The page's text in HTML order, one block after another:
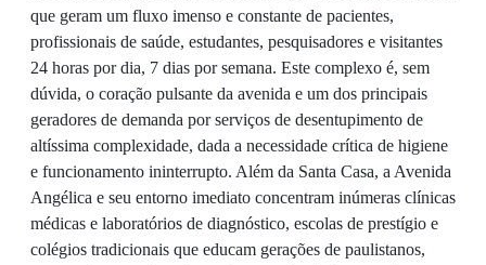
que geram um fluxo imenso e constante de pacientes,
profissionais de saúde, estudantes, pesquisadores e visitantes
24 horas por dia, 7 dias por semana. Este complexo é, sem
dúvida, o coração pulsante da avenida e um dos principais
geradores de demanda por serviços de desentupimento de
altíssima complexidade, dada a necessidade crítica de higiene
e funcionamento ininterrupto. Além da Santa Casa, a Avenida
Angélica e seu entorno imediato concentram inúmeras clínicas
médicas e laboratórios de diagnóstico, escolas de prestígio e
colégios tradicionais que educam gerações de paulistanos,